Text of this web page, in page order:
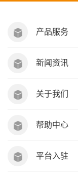
产品服务
新闻资讯
关于我们
帮助中心
平台入驻